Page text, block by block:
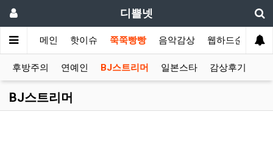
디쁠넷
메인 핫이슈 쭉쭉빵빵 음악감상 웹하드순위
후방주의 연예인 BJ스트리머 일본스타 감상후기
BJ스트리머